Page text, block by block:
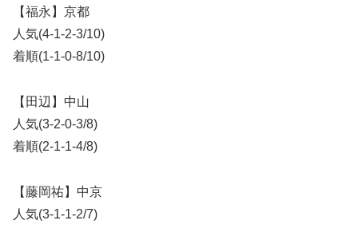
【福永】京都
人気(4-1-2-3/10)
着順(1-1-0-8/10)
【田辺】中山
人気(3-2-0-3/8)
着順(2-1-1-4/8)
【藤岡祐】中京
人気(3-1-1-2/7)